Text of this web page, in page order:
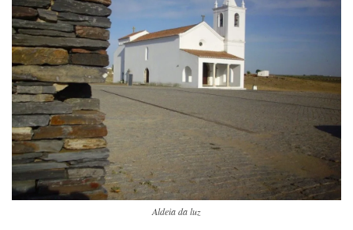
Aldeia da luz